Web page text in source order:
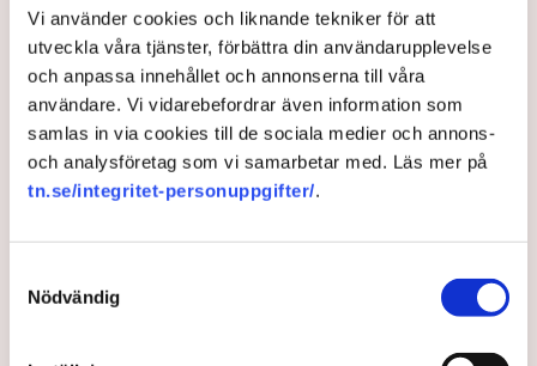
Vi använder cookies och liknande tekniker för att
utveckla våra tjänster, förbättra din användarupplevelse
och anpassa innehållet och annonserna till våra
användare. Vi vidarebefordrar även information som
samlas in via cookies till de sociala medier och annons-
och analysföretag som vi samarbetar med. Läs mer på
tn.se/integritet-personuppgifter/.
Nödvändig
motverka klimatförändringar lagt fram ett förslag om
att beskatta de växthusgaser som frigörs när
boskapsdjur rapar och kissar.